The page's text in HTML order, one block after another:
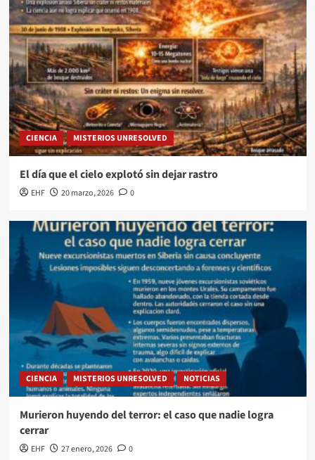
CIENCIA MISTERIOS UNRESOLVED
El día que el cielo explotó sin dejar rastro
EHF 20 marzo, 2026 0
CIENCIA MISTERIOS UNRESOLVED NOTICIAS
Murieron huyendo del terror: el caso que nadie logra
cerrar
EHF 27 enero, 2026 0